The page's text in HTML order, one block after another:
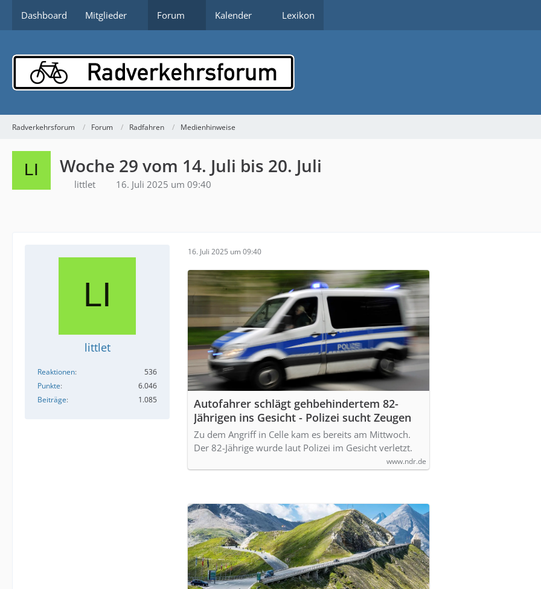
Dashboard Mitglieder Forum Kalender Lexikon
Radverkehrsforum Forum Radfahren Medienhinweise
Woche 29 vom 14. Juli bis 20. Juli
littlet 16. Juli 2025 um 09:40
littlet
Reaktionen
536
Punkte
6.046
Beiträge
1.085
16. Juli 2025 um 09:40
Autofahrer schlägt gehbehindertem 82-
Jährigen ins Gesicht - Polizei sucht Zeugen
Zu dem Angriff in Celle kam es bereits am Mittwoch.
Der 82-Jährige wurde laut Polizei im Gesicht verletzt.
www.ndr.de